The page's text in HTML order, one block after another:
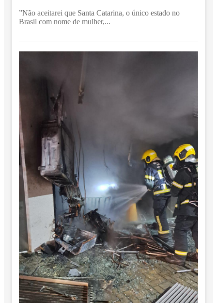
”Não aceitarei que Santa Catarina, o único estado no
Brasil com nome de mulher,...